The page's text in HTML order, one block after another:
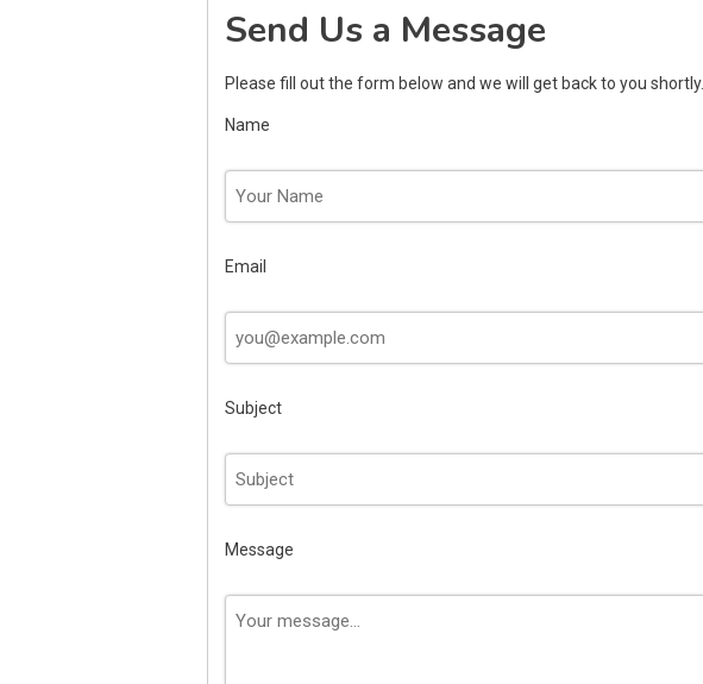
Send Us a Message
Please fill out the form below and we will get back to you shortly.
Name
Email
Subject
Message